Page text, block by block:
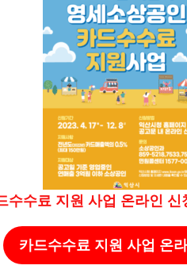
수수료 지원 사업 온라인
카드수수료 지원 사업 온